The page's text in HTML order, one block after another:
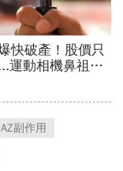
AZ副作用